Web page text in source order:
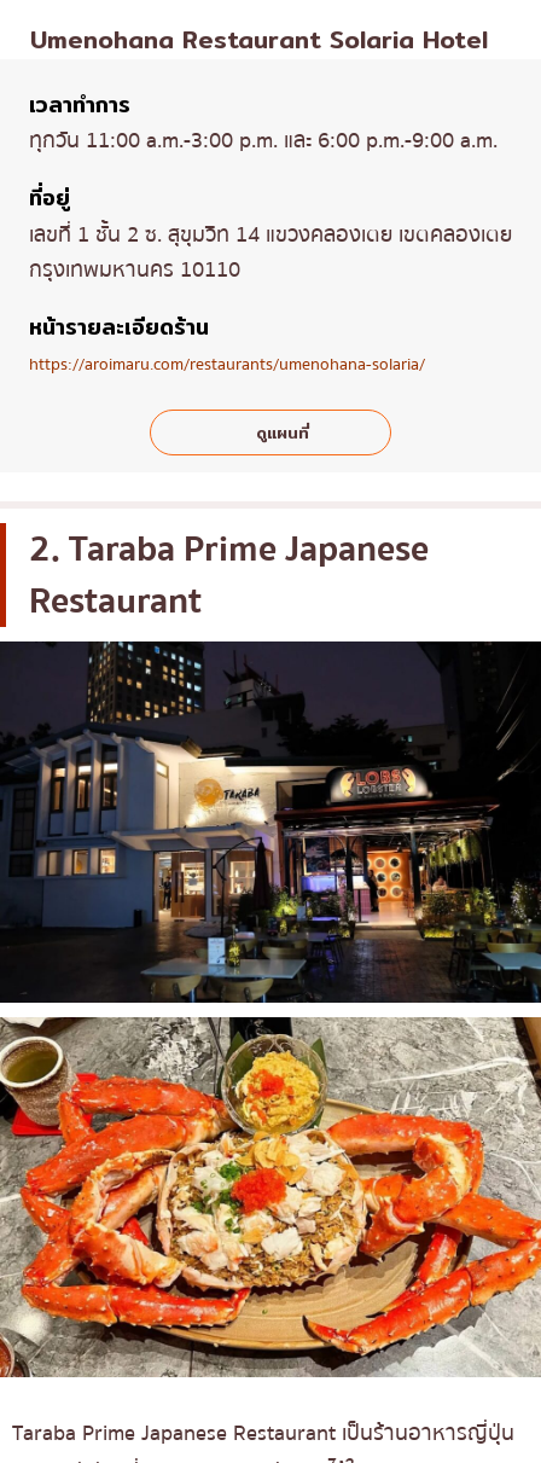
Umenohana Restaurant Solaria Hotel
เวลาทำการ
ทุกวัน 11:00 a.m.-3:00 p.m. และ 6:00 p.m.-9:00 a.m.
ที่อยู่
เลขที่ 1 ชั้น 2 ซ. สุขุมวิท 14 แขวงคลองเตย เขตคลองเตย
กรุงเทพมหานคร 10110
หน้ารายละเอียดร้าน
https://aroimaru.com/restaurants/umenohana-solaria/
ดูแผนที่
2. Taraba Prime Japanese
Restaurant
Taraba Prime Japanese Restaurant เป็นร้านอาหารญี่ปุ่น